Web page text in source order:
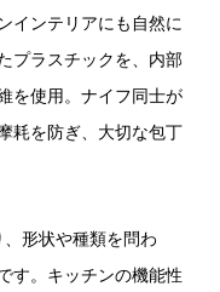
インテリアにも自然に
プラスチックを、内部
を使用。ナイフ同士が
耗を防ぎ、大切な包丁
形状や種類を問わ
す。キッチンの機能性